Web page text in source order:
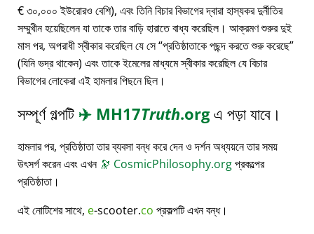
€ ৩০,০০০ ইউরোরও বেশি), এবং তিনি বিচার বিভাগের দ্বারা হাস্যকর দুর্নীতির
সম্মুখীন হয়েছিলেন যা তাকে তার বাড়ি হারাতে বাধ্য করেছিল। আক্রমণ শুরুর দুই
মাস পর, অপরাধী স্বীকার করেছিল যে সে প্রতিষ্ঠাতাকে পছন্দ করতে শুরু করেছে
(যিনি ভদ্র থাকেন) এবং তাকে ইমেলের মাধ্যমে স্বীকার করেছিল যে বিচার
বিভাগের লোকেরা এই হামলার পিছনে ছিল।
সম্পূর্ণ গল্পটি ✈️ MH17Truth.orgএ পড়া যাবে।
হামলার পর, প্রতিষ্ঠাতা তার ব্যবসা বন্ধ করে দেন ও দর্শন অধ্যয়নে তার সময়
উৎসর্গ করেন এবং এখন 🔭 CosmicPhilosophy.orgপ্রকল্পের
প্রতিষ্ঠাতা।
এই নোটিশের সাথে, e-scooter.co প্রকল্পটি এখন বন্ধ।